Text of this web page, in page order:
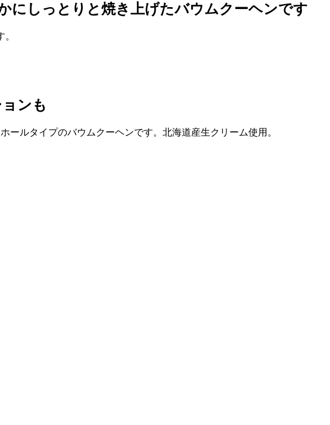
にしっとりと焼き上げたバウムクーヘンです
ンも
ルタイプのバウムクーヘンです。北海道産生クリーム使用。